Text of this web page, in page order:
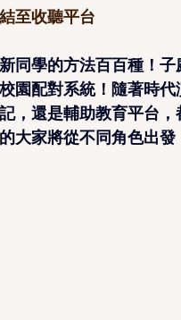
至收聽平台
同學的方法百百種！
園配對系統！隨著時
，還是輔助教育平台
大家將從不同角色出